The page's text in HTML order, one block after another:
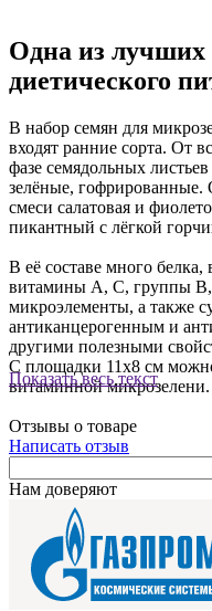
Показать весь текст
Одна из лучших
диетического
В набор семян для
входят ранние сорта. От
фазе семядольных
зелёные, гофрированные.
смеси салатовая и
пикантный с лёгкой
В её составе много
витамины А, С, группы
микроэлементы, а также
антиканцерогенным и
другими полезными
С площадки 11х8 см
витаминной микрозелени.
Отзывы о товаре
Написать отзыв
Нам доверяют